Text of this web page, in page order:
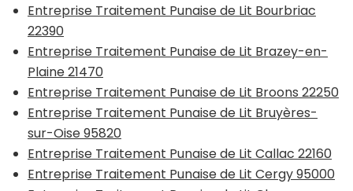
Entreprise Traitement Punaise de Lit Bourbriac
22390
Entreprise Traitement Punaise de Lit Brazey-en-
Plaine 21470
Entreprise Traitement Punaise de Lit Broons 22250
Entreprise Traitement Punaise de Lit Bruyères-
sur-Oise 95820
Entreprise Traitement Punaise de Lit Callac 22160
Entreprise Traitement Punaise de Lit Cergy 95000